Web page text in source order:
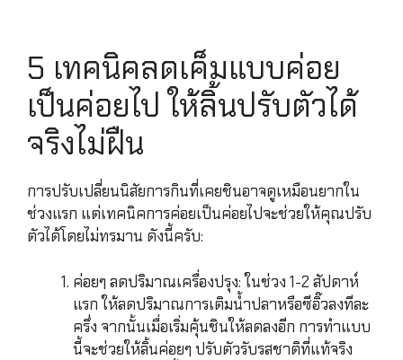
5 เทคนิคลดเค็มแบบค่อย
เป็นค่อยไป ให้ลิ้นปรับตัวได้
จริงไม่ฝืน
การปรับเปลี่ยนนิสัยการกินที่เคยชินอาจดูเหมือนยากใน
ช่วงแรก แต่เทคนิคการค่อยเป็นค่อยไปจะช่วยให้คุณปรับ
ตัวได้โดยไม่ทรมาน ดังนี้ครับ:
ค่อยๆ ลดปริมาณเครื่องปรุง: ในช่วง 1-2 สัปดาห์
แรก ให้ลดปริมาณการเติมน้ำปลาหรือซีอิ๊วลงทีละ
ครึ่ง จากนั้นเมื่อเริ่มคุ้นชินให้ลดลงอีก การทำแบบ
นี้จะช่วยให้ลิ้นค่อยๆ ปรับตัวรับรสชาติที่แท้จริง